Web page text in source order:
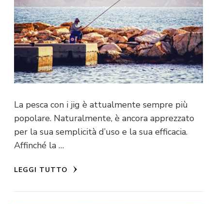
La pesca con i jig è attualmente sempre più
popolare. Naturalmente, è ancora apprezzato
per la sua semplicità d’uso e la sua efficacia.
Affinché la …
LEGGI TUTTO